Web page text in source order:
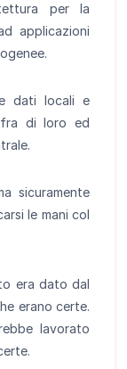
per la
applicazioni
dati locali e
fra di loro ed
sicuramente
le mani col
era dato dal
erano certe.
lavorato